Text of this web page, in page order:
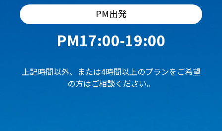
PM出発
PM17:00-19:00
上記時間以外、または4時間以上のプランをご希望
の方はご相談ください。